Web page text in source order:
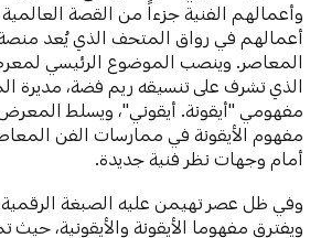
وأعمالهم الفنية جزءاً من القصة
أعمالهم في رواق المتحف الذي يُعد منصة
الذي تشرف على تنسيقه ريم فضة، مديرة
مفهومي "أيقونة. أيقوني"، ويسلط المعرض
مفهوم الأيقونة في ممارسات الفن
أمام وجهات نظر فنية جديدة.
وفي ظل عصر تهيمن عليه الصبغة الرقمية،
ويفترق مفهوما الأيقونة والأيقونية، حيث